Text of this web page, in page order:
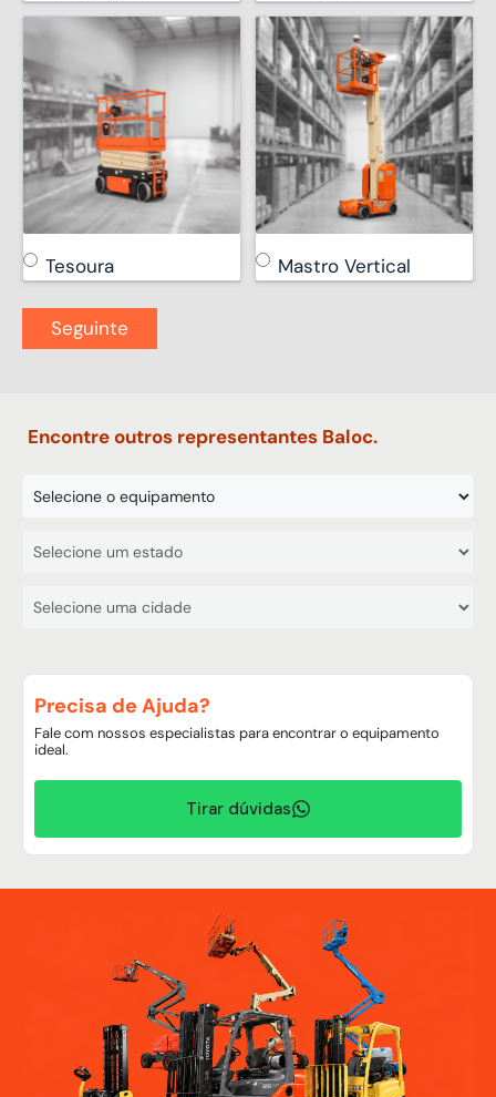
Encontre outros representantes Baloc.
Precisa de Ajuda?
Fale com nossos especialistas para encontrar o equipamento
ideal.
Tirar dúvidas
Tesoura Mastro Vertical